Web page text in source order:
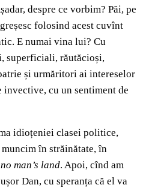
despre ce vorbim? Păi, pe
folosind acest cuvînt
E numai vina lui? Cu
superficiali, răutăcioși,
și urmăritori ai intereselor
cu un sentiment de
idioțeniei clasei politice,
în străinătate, în
no man’s land. Apoi, cînd am
Dan, cu speranța că el va